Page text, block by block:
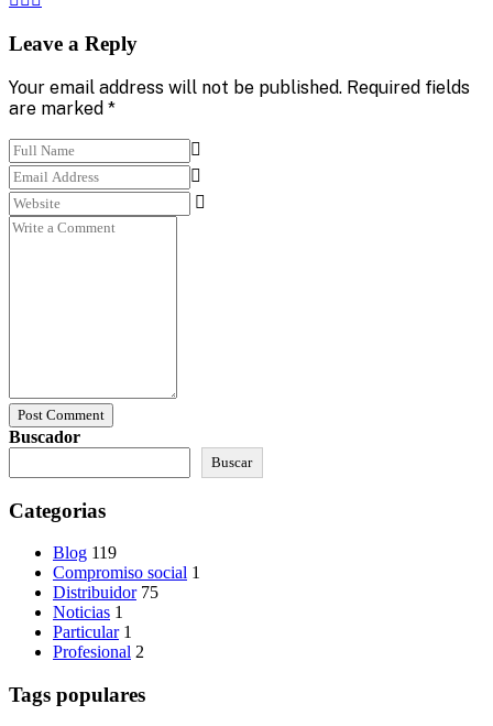
Leave a Reply
Your email address will not be published. Required fields
are marked *
Post Comment
Buscador
Buscar
Categorias
Blog 119
Compromiso social 1
Distribuidor 75
Noticias 1
Particular 1
Profesional 2
Tags populares